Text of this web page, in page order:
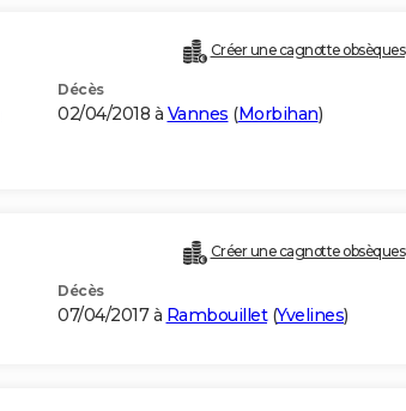
Créer une cagnotte obsèques
Décès
02/04/2018 à Vannes (Morbihan)
Créer une cagnotte obsèques
Décès
07/04/2017 à Rambouillet(Yvelines)